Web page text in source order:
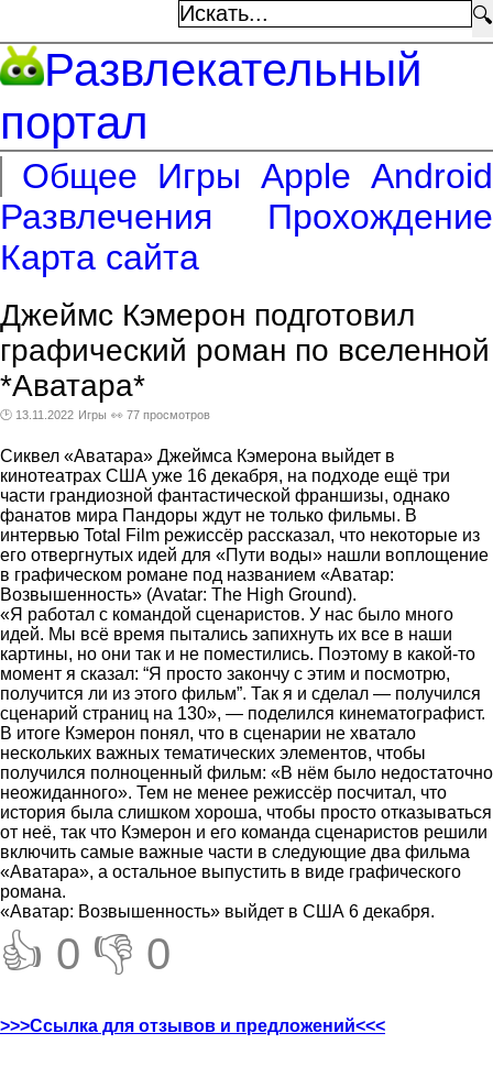
🔍
Развлекательный
портал
Общее Игры Apple Android
Развлечения
Прохождение
Карта сайта
Джеймс Кэмерон подготовил
графический роман по вселенной
*Аватара*
🕑 13.11.2022 Игры 👀 77 просмотров
Сиквел «Аватара» Джеймса Кэмерона выйдет в
кинотеатрах США уже 16 декабря, на подходе ещё три
части грандиозной фантастической франшизы, однако
фанатов мира Пандоры ждут не только фильмы. В
интервью Total Film режиссёр рассказал, что некоторые из
его отвергнутых идей для «Пути воды» нашли воплощение
в графическом романе под названием «Аватар:
Возвышенность» (Avatar: The High Ground).
«Я работал с командой сценаристов. У нас было много
идей. Мы всё время пытались запихнуть их все в наши
картины, но они так и не поместились. Поэтому в какой-то
момент я сказал: “Я просто закончу с этим и посмотрю,
получится ли из этого фильм”. Так я и сделал — получился
сценарий страниц на 130», — поделился кинематографист.
В итоге Кэмерон понял, что в сценарии не хватало
нескольких важных тематических элементов, чтобы
получился полноценный фильм: «В нём было недостаточно
неожиданного». Тем не менее режиссёр посчитал, что
история была слишком хороша, чтобы просто отказываться
от неё, так что Кэмерон и его команда сценаристов решили
включить самые важные части в следующие два фильма
«Аватара», а остальное выпустить в виде графического
романа.
«Аватар: Возвышенность» выйдет в США 6 декабря.
👍 0 👎 0
>>>Ссылка для отзывов и предложений<<<